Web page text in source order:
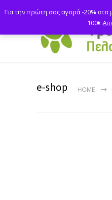
e-shop HOME
Για την πρώτη σας αγορά -20%
100€